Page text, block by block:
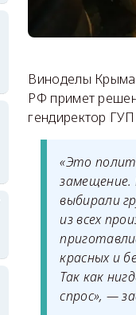
Виноделы Крыма
РФ примет
гендиректор
«Это
замещение.
выбирали
из всех
красных и
Так как
спрос», —